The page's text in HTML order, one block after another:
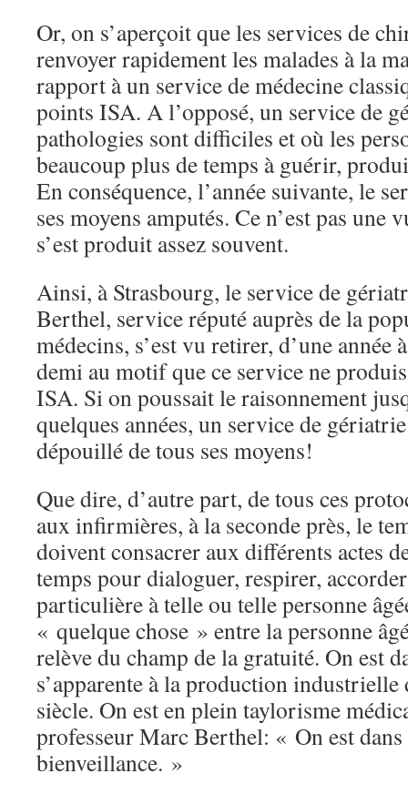
Or, on s’aperçoit que les services de
renvoyer rapidement les malades à la
rapport à un service de médecine
points ISA. A l’opposé, un service de
pathologies sont difficiles et où les
beaucoup plus de temps à guérir,
En conséquence, l’année suivante, le
ses moyens amputés. Ce n’est pas une
s’est produit assez souvent.
Ainsi, à Strasbourg, le service de
Berthel, service réputé auprès de la
médecins, s’est vu retirer, d’une année
demi au motif que ce service ne
ISA. Si on poussait le raisonnement
quelques années, un service de
dépouillé de tous ses moyens!
Que dire, d’autre part, de tous ces
aux infirmières, à la seconde près, le
doivent consacrer aux différents actes
temps pour dialoguer, respirer,
particulière à telle ou telle personne
« quelque chose » entre la personne
relève du champ de la gratuité. On est
s’apparente à la production
siècle. On est en plein taylorisme
professeur Marc Berthel: « On est dans
bienveillance. »